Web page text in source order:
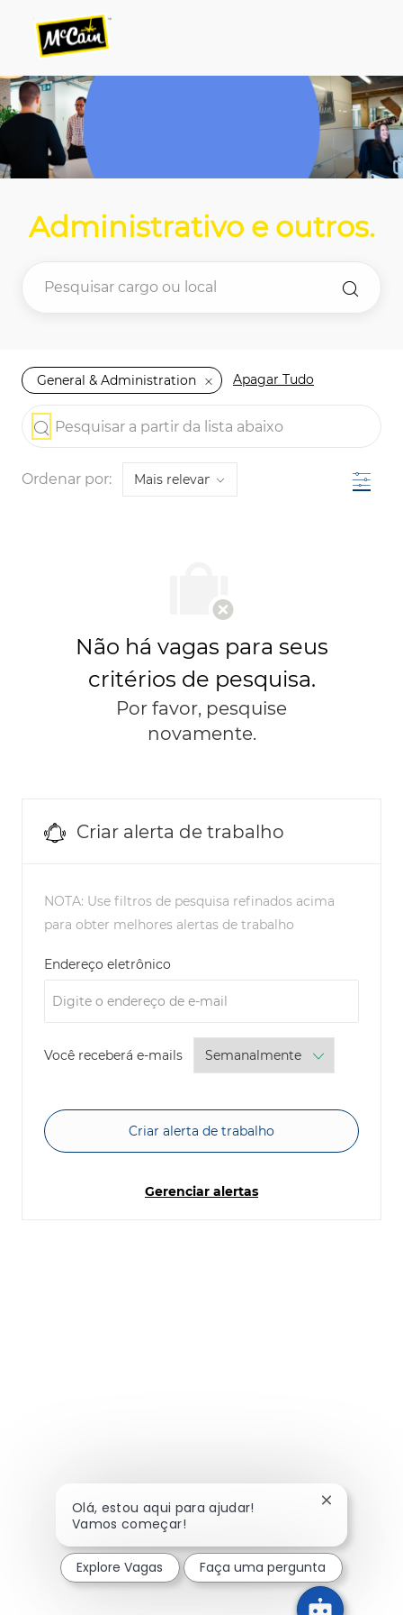
-
-
Administrativo e outros.
General & Administration Apagar Tudo
the results are updated
Pesquisar a partir da lista abaixo
Ordenar por: Filtro
Não há vagas para seus
critérios de pesquisa.
Por favor, pesquise
novamente.
Criar alerta de trabalho
NOTA: Use filtros de pesquisa refinados acima
para obter melhores alertas de trabalho
Endereço eletrônico
Você receberá e-mailsRequired
Criar alerta de trabalho
Gerenciar alertas
Olá, estou aqui para ajudar!
Vamos começar!
Fechar
Explore Vagas Faça uma pergunta